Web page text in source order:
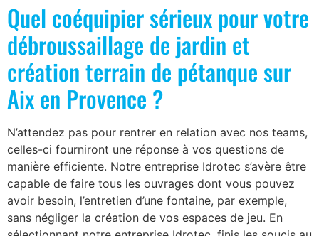
Quel coéquipier sérieux pour votre
débroussaillage de jardin et
création terrain de pétanque sur
Aix en Provence ?
N’attendez pas pour rentrer en relation avec nos teams,
celles-ci fourniront une réponse à vos questions de
manière efficiente. Notre entreprise Idrotec s’avère être
capable de faire tous les ouvrages dont vous pouvez
avoir besoin, l’entretien d’une fontaine, par exemple,
sans négliger la création de vos espaces de jeu. En